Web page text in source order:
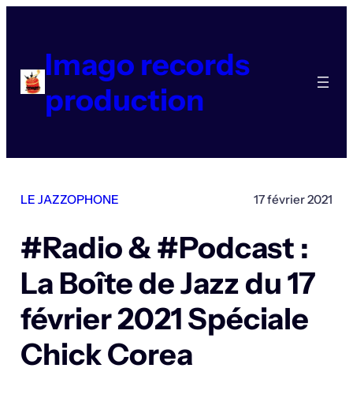
contenuImago records
production
LE JAZZOPHONE 17 février 2021
#Radio & #Podcast :
La Boîte de Jazz du 17
février 2021 Spéciale
Chick Corea